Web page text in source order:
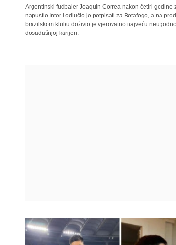
Argentinski fudbaler Joaquin Correa nakon četiri godine
napustio Inter i odlučio je potpisati za Botafogo, a na
brazilskom klubu doživio je vjerovatno najveću
dosadašnjoj karijeri.